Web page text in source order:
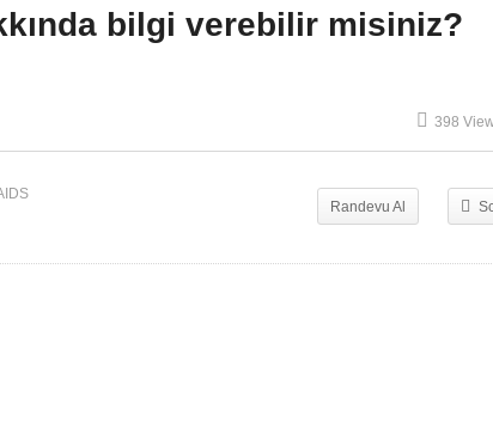
AIDS nasıl tedavi edilir?
bilgi verebilir misiniz?
398
Randevu Al